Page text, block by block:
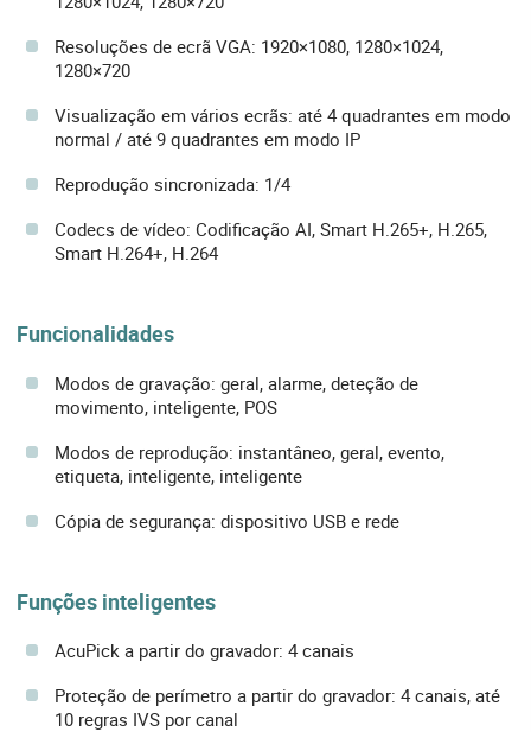
Resoluções de ecrã VGA: 1920×1080, 1280×1024,
1280×720
Visualização em vários ecrãs: até 4 quadrantes em modo
normal / até 9 quadrantes em modo IP
Reprodução sincronizada: 1/4
Codecs de vídeo: Codificação AI, Smart H.265+, H.265,
Smart H.264+, H.264
Funcionalidades
Modos de gravação: geral, alarme, deteção de
movimento, inteligente, POS
Modos de reprodução: instantâneo, geral, evento,
etiqueta, inteligente, inteligente
Cópia de segurança: dispositivo USB e rede
Funções inteligentes
AcuPick a partir do gravador: 4 canais
Proteção de perímetro a partir do gravador: 4 canais, até
10 regras IVS por canal